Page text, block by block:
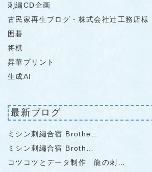
刺繍CD企画
古民家再生ブログ・株式会社辻工務店様
囲碁
将棋
昇華プリント
生成AI
最新ブログ
ミシン刺繡合宿 Brothe…
ミシン刺繡合宿 Broth…
コツコツとデータ制作 龍の刺…